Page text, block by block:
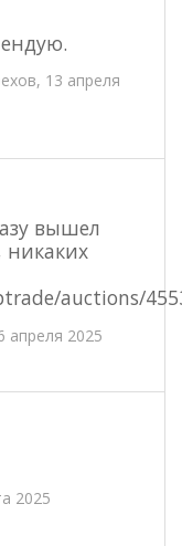
13 апреля
вышел
никаких
auctions/
апреля 2025
2025